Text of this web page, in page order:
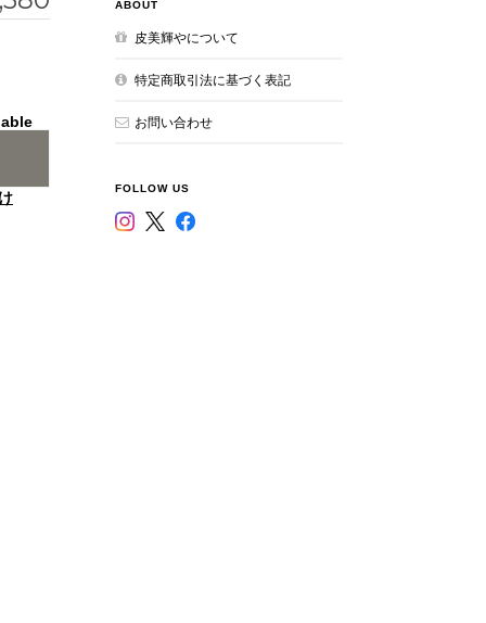
ABOUT
皮美輝やについて
特定商取引法に基づく表記
お問い合わせ
FOLLOW US